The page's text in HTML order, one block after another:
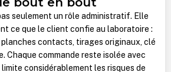
seulement un rôle administratif. Elle
ce que le client confie au laboratoire :
planches contacts, tirages originaux, clé
Chaque commande reste isolée avec
considérablement les risques de